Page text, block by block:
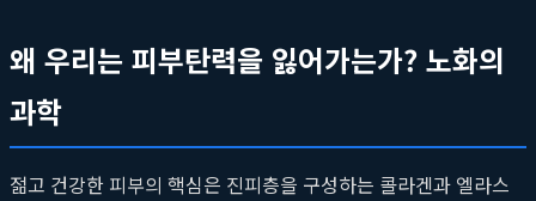
왜 우리는 피부탄력을 잃어가는가? 노화의
과학
젊고 건강한 피부의 핵심은 진피층을 구성하는 콜라겐과 엘라스